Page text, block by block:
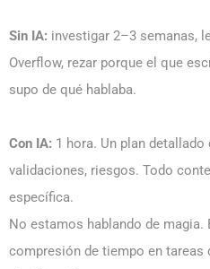
Sin IA: investigar 2–3 semanas,
Overflow, rezar porque el que
supo de qué hablaba.
Con IA: 1 hora. Un plan
validaciones, riesgos. Todo
específica.
No estamos hablando de magia.
compresión de tiempo en tareas